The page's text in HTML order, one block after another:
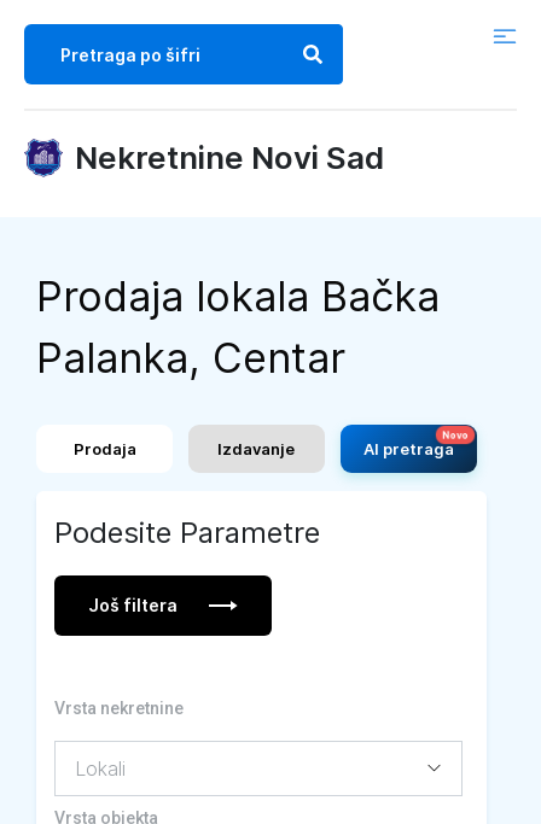
Nekretnine Novi Sad
Prodaja lokala Bačka
Palanka, Centar
Prodaja Izdavanje AI pretraga
Podesite Parametre
Još filtera
Vrsta nekretnine
Vrsta objekta